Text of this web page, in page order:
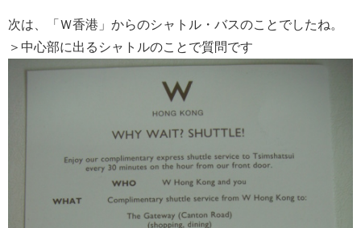
次は、「Ｗ香港」からのシャトル・バスのことでしたね。
＞中心部に出るシャトルのことで質問です